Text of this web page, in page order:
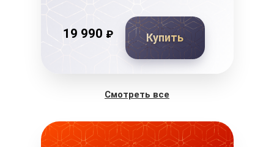
19 990 ₽ Купить
Смотреть все